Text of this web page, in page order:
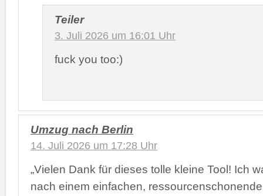
Teiler
3. Juli 2026 um 16:01 Uhr
fuck you too:)
Umzug nach Berlin
14. Juli 2026 um 17:28 Uhr
„Vielen Dank für dieses tolle kleine Tool! Ich
nach einem einfachen,